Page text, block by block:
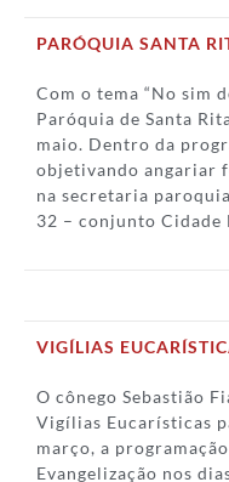
PARÓQUIA SANTA
Com o tema “No sim
Paróquia de Santa
maio. Dentro da
objetivando angariar
na secretaria
32 – conjunto Cidade
VIGÍLIAS
O cônego Sebastião
Vigílias Eucarísticas
março, a
Evangelização nos